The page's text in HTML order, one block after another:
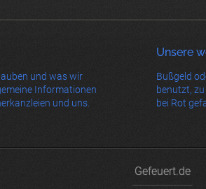
und was wir
Informationen
und uns.
Unsere
Bußgeld
benutzt,
bei Rot
Gefeuert.de